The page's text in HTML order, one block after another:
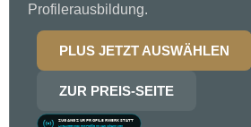
Profilerausbildung.
PLUS JETZT AUSWÄHLEN
ZUR PREIS-SEITE